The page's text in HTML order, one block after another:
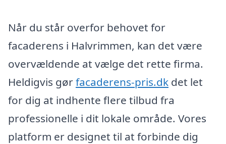
Når du står overfor behovet for
facaderens i Halvrimmen, kan det være
overvældende at vælge det rette firma.
Heldigvis gørfacaderens-pris.dk det let
for dig at indhente flere tilbud fra
professionelle i dit lokale område. Vores
platform er designet til at forbinde dig